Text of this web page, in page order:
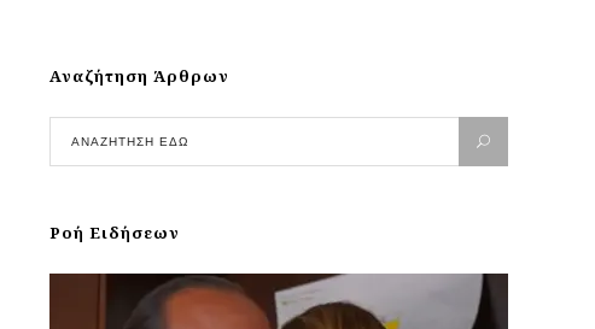
Αναζήτηση Άρθρων
Ροή Ειδήσεων